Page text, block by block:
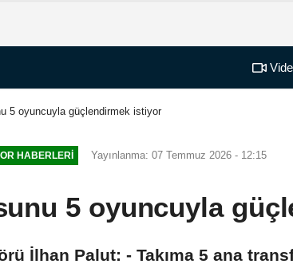
5 oyuncuyla güçlendirmek istiyor
HABERLERI Yayınlanma: 07 Temmuz 2026 - 12:15
5 oyuncuyla
İlhan Palut: - Takıma 5 ana